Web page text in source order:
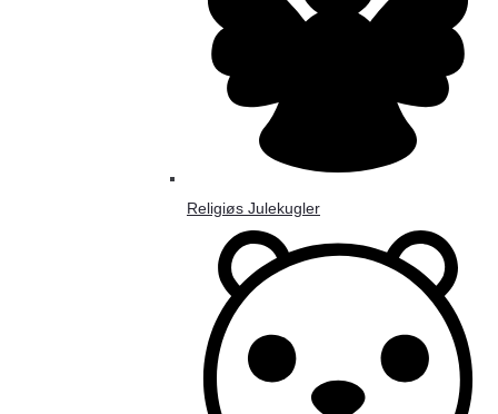
Religiøs Julekugler